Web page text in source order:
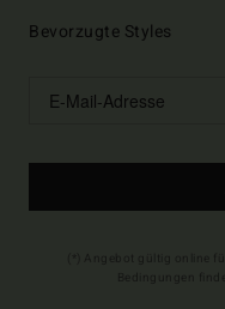
Bevorzugte Styles